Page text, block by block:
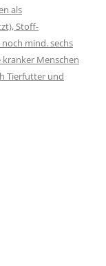
als
Stoff-
mind. sechs
Menschen
Tierfutter und